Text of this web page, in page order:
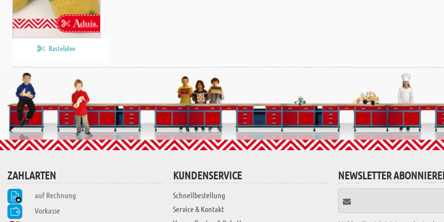
Bastelidee
ZAHLARTEN
auf Rechnung
Vorkasse
KUNDENSERVICE
Schnellbestellung
Service & Kontakt
NEWSLETTER